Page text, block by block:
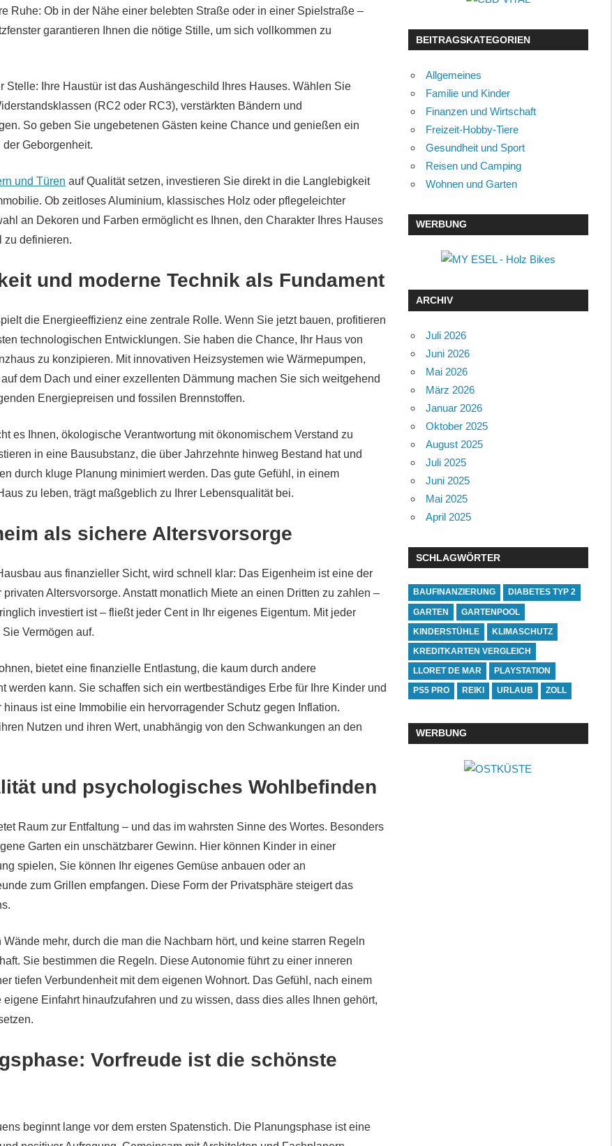
Ruhe: Ob in der Nähe einer belebten Straße oder in einer Spielstraße –
garantieren Ihnen die nötige Stille, um sich vollkommen zu
Ihre Haustür ist das Aushängeschild Ihres Hauses. Wählen Sie
(RC2 oder RC3), verstärkten Bändern und
So geben Sie ungebetenen Gästen keine Chance und genießen ein
Geborgenheit.
und Türen auf Qualität setzen, investieren Sie direkt in die Langlebigkeit
Ob zeitloses Aluminium, klassisches Holz oder pflegeleichter
an Dekoren und Farben ermöglicht es Ihnen, den Charakter Ihres Hauses
zu definieren.
und moderne Technik als Fundament
die Energieeffizienz eine zentrale Rolle. Wenn Sie jetzt bauen, profitieren
technologischen Entwicklungen. Sie haben die Chance, Ihr Haus von
zu konzipieren. Mit innovativen Heizsystemen wie Wärmepumpen,
dem Dach und einer exzellenten Dämmung machen Sie sich weitgehend
Energiepreisen und fossilen Brennstoffen.
es Ihnen, ökologische Verantwortung mit ökonomischem Verstand zu
in eine Bausubstanz, die über Jahrzehnte hinweg Bestand hat und
durch kluge Planung minimiert werden. Das gute Gefühl, in einem
zu leben, trägt maßgeblich zu Ihrer Lebensqualität bei.
als sichere Altersvorsorge
aus finanzieller Sicht, wird schnell klar: Das Eigenheim ist eine der
Altersvorsorge. Anstatt monatlich Miete an einen Dritten zu zahlen –
investiert ist – fließt jeder Cent in Ihr eigenes Eigentum. Mit jeder
Vermögen auf.
bietet eine finanzielle Entlastung, die kaum durch andere
werden kann. Sie schaffen sich ein wertbeständiges Erbe für Ihre Kinder und
hinaus ist eine Immobilie ein hervorragender Schutz gegen Inflation.
Nutzen und ihren Wert, unabhängig von den Schwankungen an den
und psychologisches Wohlbefinden
Raum zur Entfaltung – und das im wahrsten Sinne des Wortes. Besonders
Garten ein unschätzbarer Gewinn. Hier können Kinder in einer
spielen, Sie können Ihr eigenes Gemüse anbauen oder an
zum Grillen empfangen. Diese Form der Privatsphäre steigert das
Wände mehr, durch die man die Nachbarn hört, und keine starren Regeln
Sie bestimmen die Regeln. Diese Autonomie führt zu einer inneren
tiefen Verbundenheit mit dem eigenen Wohnort. Das Gefühl, nach einem
eigene Einfahrt hinaufzufahren und zu wissen, dass dies alles Ihnen gehört,
Vorfreude ist die schönste
beginnt lange vor dem ersten Spatenstich. Die Planungsphase ist eine
BEITRAGSKATEGORIEN
Allgemeines
Familie und Kinder
Finanzen und Wirtschaft
Freizeit-Hobby-Tiere
Gesundheit und Sport
Reisen und Camping
Wohnen und Garten
WERBUNG
ARCHIV
Juli 2026
Juni 2026
Mai 2026
März 2026
Januar 2026
Oktober 2025
August 2025
Juli 2025
Juni 2025
Mai 2025
April 2025
SCHLAGWÖRTER
BAUFINANZIERUNG DIABETES TYP 2
GARTEN GARTENPOOL
KINDERSTÜHLE KLIMASCHUTZ
KREDITKARTEN VERGLEICH
LLORET DE MAR PLAYSTATION
PS5 PRO REIKI URLAUB ZOLL
WERBUNG